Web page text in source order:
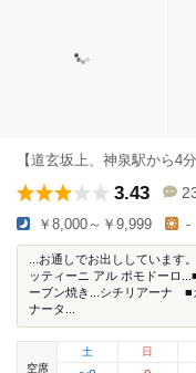
【道玄坂上、神泉駅から4
3.43
￥8,000～￥9,999 -
...お通しでお出ししていま
ッティーニ アル ポモドーロ
ーブン焼き...シチリアーナ
ナータ...
空席
土
日